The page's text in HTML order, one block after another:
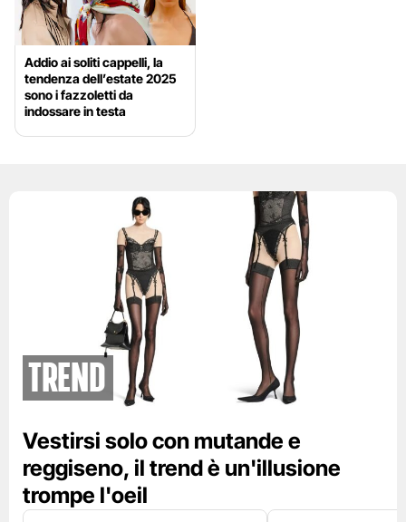
Addio ai soliti cappelli, la
tendenza dell’estate 2025
sono i fazzoletti da
indossare in testa
Trend
Vestirsi solo con mutande e
reggiseno, il trend è un'illusione
trompe l'oeil